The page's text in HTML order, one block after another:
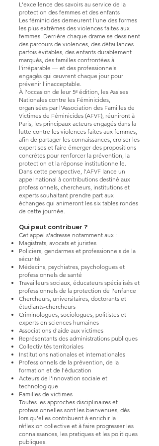
L'excellence des savoirs au service de la
protection des femmes et des enfants
Les féminicides demeurent l'une des formes
les plus extrêmes des violences faites aux
femmes. Derrière chaque drame se dessinent
des parcours de violences, des défaillances
parfois évitables, des enfants durablement
marqués, des familles confrontées à
l'irréparable — et des professionnels
engagés qui œuvrent chaque jour pour
prévenir l'inacceptable.
À l'occasion de leur 5ᵉ édition, les Assises
Nationales contre les Féminicides,
organisées par l'Association des Familles de
Victimes de Féminicides (AFVF), réuniront à
Paris, les principaux acteurs engagés dans la
lutte contre les violences faites aux femmes,
afin de partager les connaissances, croiser les
expertises et faire émerger des propositions
concrètes pour renforcer la prévention, la
protection et la réponse institutionnelle.
Dans cette perspective, l'AFVF lance un
appel national à contributions destiné aux
professionnels, chercheurs, institutions et
experts souhaitant prendre part aux
échanges qui animeront les six tables rondes
de cette journée.
Qui peut contribuer ?
Cet appel s'adresse notamment aux :
Magistrats, avocats et juristes
Policiers, gendarmes et professionnels de la
sécurité
Médecins, psychiatres, psychologues et
professionnels de santé
Travailleurs sociaux, éducateurs spécialisés et
professionnels de la protection de l'enfance
Chercheurs, universitaires, doctorants et
étudiants-chercheurs
Criminologues, sociologues, politistes et
experts en sciences humaines
Associations d'aide aux victimes
Représentants des administrations publiques
Collectivités territoriales
Institutions nationales et internationales
Professionnels de la prévention, de la
formation et de l'éducation
Acteurs de l'innovation sociale et
technologique
Familles de victimes
Toutes les approches disciplinaires et
professionnelles sont les bienvenues, dès
lors qu'elles contribuent à enrichir la
réflexion collective et à faire progresser les
connaissances, les pratiques et les politiques
publiques.